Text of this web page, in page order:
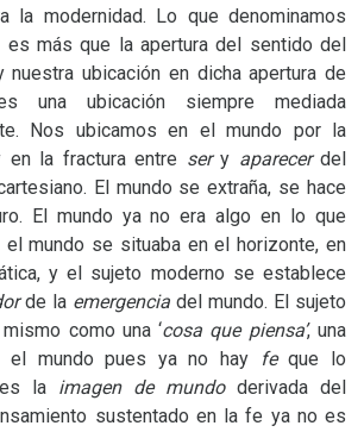
la modernidad. Lo que denominamos
es más que la apertura del sentido del
nuestra ubicación en dicha apertura de
una ubicación siempre mediada
Nos ubicamos en el mundo por la
en la fractura entre ser y aparecer del
El mundo se extraña, se hace
El mundo ya no era algo en lo que
el mundo se situaba en el horizonte, en
y el sujeto moderno se establece
de la emergencia del mundo. El sujeto
como una ‘cosa que piensa’, una
el mundo pues ya no hay
fe que lo
la imagen de mundo derivada del
sustentado en la fe ya no es